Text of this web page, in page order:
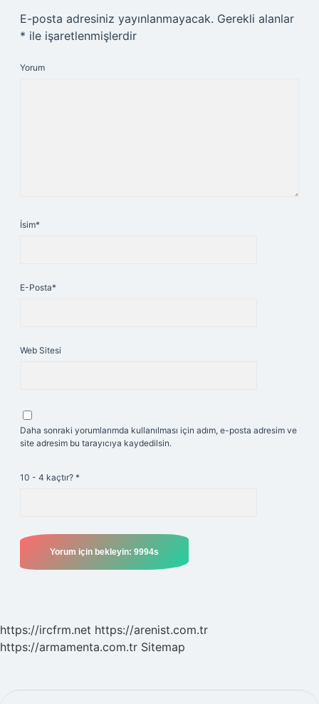
E-posta adresiniz yayınlanmayacak. Gerekli alanlar
* ile işaretlenmişlerdir
Yorum
İsim*
E-Posta*
Web Sitesi
Daha sonraki yorumlarımda kullanılması için adım, e-posta adresim ve
site adresim bu tarayıcıya kaydedilsin.
10 - 4 kaçtır? *
https://ircfrm.net https://arenist.com.tr
https://armamenta.com.tr Sitemap